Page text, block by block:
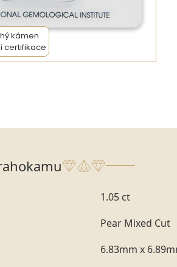
kámen
certifikace
1.05 ct
Pear Mixed Cut
6.83mm x